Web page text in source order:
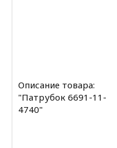
Описание товара:
"Патрубок 6691-11-
4740"